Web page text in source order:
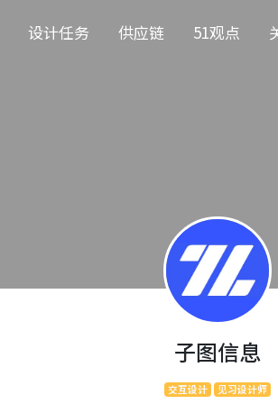
设计任务 供应链 51观点
子图信息
交互设计 见习设计师